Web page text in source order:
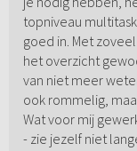
topniveau
goed in. Met
het overzicht
van niet meer
ook rommelig,
Wat voor mij
- zie jezelf niet